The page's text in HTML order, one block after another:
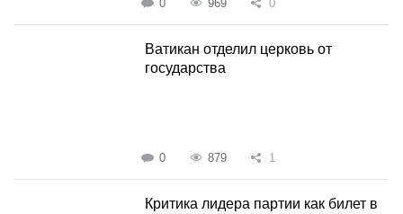
0 969 0
Ватикан отделил церковь от
государства
0 879 1
Критика лидера партии как билет в